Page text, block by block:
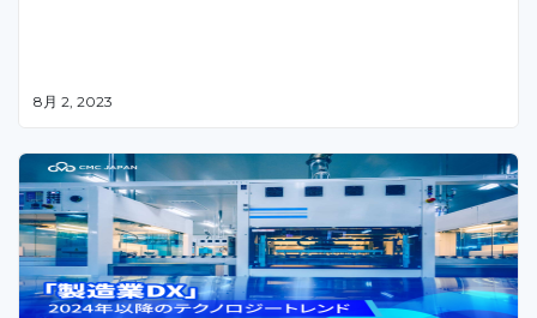
8月 2, 2023